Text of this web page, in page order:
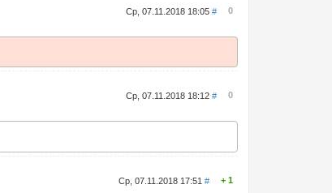
Ср, 07.11.2018 18:05# 0
Ср, 07.11.2018 18:12# 0
Ср, 07.11.2018 17:51# 1